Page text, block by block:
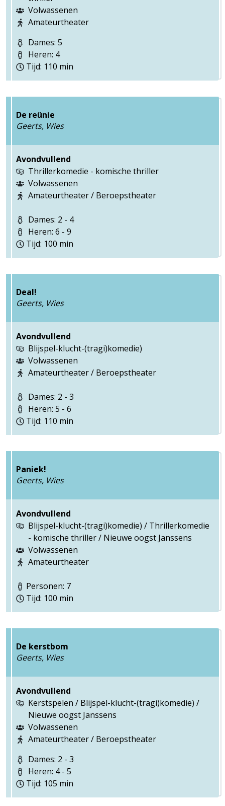
Volwassenen
Amateurtheater
Dames: 5
Heren: 4
Tijd: 110 min
De reünie
Geerts, Wies
Avondvullend
Thrillerkomedie - komische thriller
Volwassenen
Amateurtheater / Beroepstheater
Dames: 2 - 4
Heren: 6 - 9
Tijd: 100 min
Deal!
Geerts, Wies
Avondvullend
Blijspel-klucht-(tragi)komedie)
Volwassenen
Amateurtheater / Beroepstheater
Dames: 2 - 3
Heren: 5 - 6
Tijd: 110 min
Paniek!
Geerts, Wies
Avondvullend
Blijspel-klucht-(tragi)komedie) / Thrillerkomedie
- komische thriller / Nieuwe oogst Janssens
Volwassenen
Amateurtheater
Personen: 7
Tijd: 100 min
De kerstbom
Geerts, Wies
Avondvullend
Kerstspelen / Blijspel-klucht-(tragi)komedie) /
Nieuwe oogst Janssens
Volwassenen
Amateurtheater / Beroepstheater
Dames: 2 - 3
Heren: 4 - 5
Tijd: 105 min